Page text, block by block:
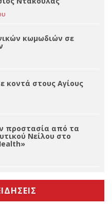
οι νέοι
Ντακούλας
κωμωδιών σε
στους Αγίους
Νείλου στο